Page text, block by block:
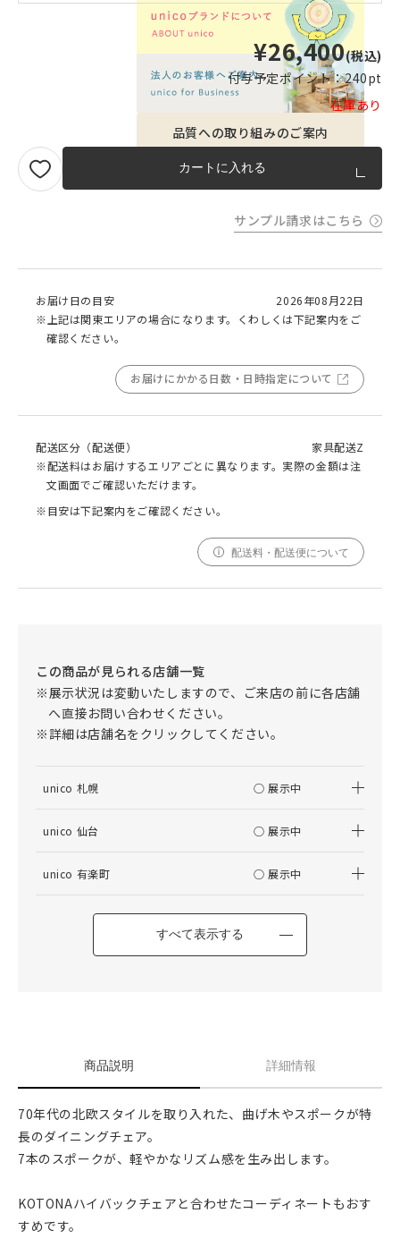
品質への取り組みのご案内
商品説明 詳細情報
70年代の北欧スタイルを取り入れた、曲げ木やスポークが特
長のダイニングチェア。
7本のスポークが、軽やかなリズム感を生み出します。
KOTONAハイバックチェアと合わせたコーディネートもおす
すめです。
¥26,400(税込)
付与予定ポイント：240pt
在庫あり
カートに入れる
サンプル請求はこちら
お届け日の目安
2026年08月22日
※上記は関東エリアの場合になります。くわしくは下記案内をご
確認ください。
お届けにかかる日数・日時指定について
配送区分（配送便）
家具配送Z
※配送料はお届けするエリアごとに異なります。実際の金額は注
文画面でご確認いただけます。
※目安は下記案内をご確認ください。
配送料・配送便について
この商品が見られる店舗一覧
※展示状況は変動いたしますので、ご来店の前に各店舗
へ直接お問い合わせください。
※詳細は店舗名をクリックしてください。
unico 札幌 ○ 展示中
unico 仙台 ○ 展示中
unico 有楽町 ○ 展示中
すべて表示する